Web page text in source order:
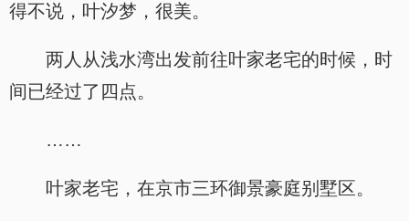
得不说，叶汐梦，很美。
两人从浅水湾出发前往叶家老宅的时候，时
间已经过了四点。
……
叶家老宅，在京市三环御景豪庭别墅区。